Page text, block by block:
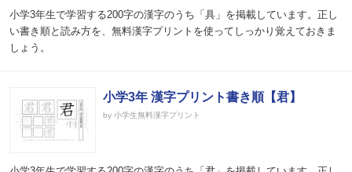
小学3年生で学習する200字の漢字のうち「具」を掲載しています。正し
い書き順と読み方を、無料漢字プリントを使ってしっかり覚えておきま
しょう。
小学3年 漢字プリント書き順【君】
by 小学生無料漢字プリント